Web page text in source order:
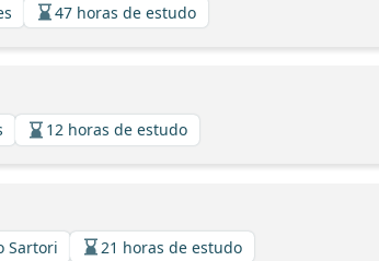
47 horas de estudo
12 horas de estudo
Sartori 21 horas de estudo